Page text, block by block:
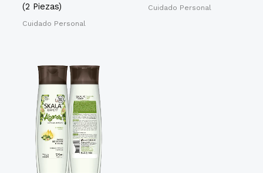
(2 Piezas)
Cuidado Personal
Cuidado Personal